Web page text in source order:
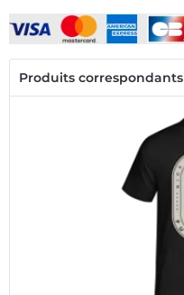
Produits correspondants